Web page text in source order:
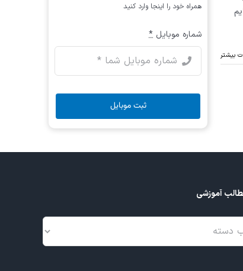
بیشتر
همراه خود را اینجا وارد کنید
شماره موبایل *
ثبت موبایل
آموزشی